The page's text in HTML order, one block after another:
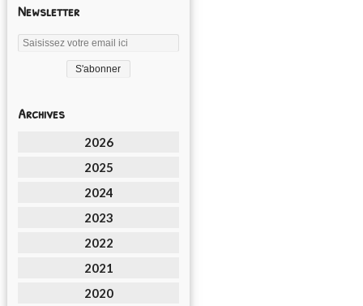
Newsletter
Archives
2026
2025
2024
2023
2022
2021
2020